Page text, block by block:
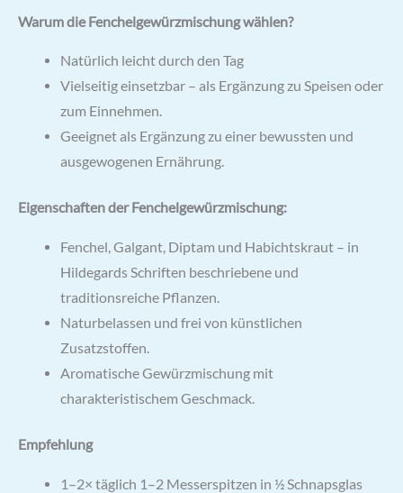
Warum die Fenchelgewürzmischung wählen?
Natürlich leicht durch den Tag
Vielseitig einsetzbar – als Ergänzung zu Speisen oder
zum Einnehmen.
Geeignet als Ergänzung zu einer bewussten und
ausgewogenen Ernährung.
Eigenschaften der Fenchelgewürzmischung:
Fenchel, Galgant, Diptam und Habichtskraut – in
Hildegards Schriften beschriebene und
traditionsreiche Pflanzen.
Naturbelassen und frei von künstlichen
Zusatzstoffen.
Aromatische Gewürzmischung mit
charakteristischem Geschmack.
Empfehlung
1–2× täglich 1–2 Messerspitzen in ½ Schnapsglas